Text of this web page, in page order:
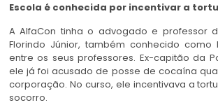
Escola é conhecida por incentivar a
A AlfaCon tinha o advogado e professor
Florindo Júnior, também conhecido como
entre os seus professores. Ex-capitão da
ele já foi acusado de posse de cocaína
corporação. No curso, ele incentivava a
socorro.